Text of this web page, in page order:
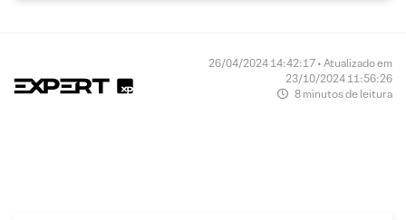
26/04/2024 14:42:17 • Atualizado em
23/10/2024 11:56:26
8 minutos de leitura